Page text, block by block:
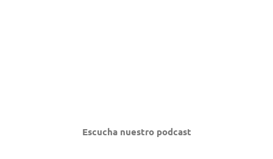
Escucha nuestro podcast